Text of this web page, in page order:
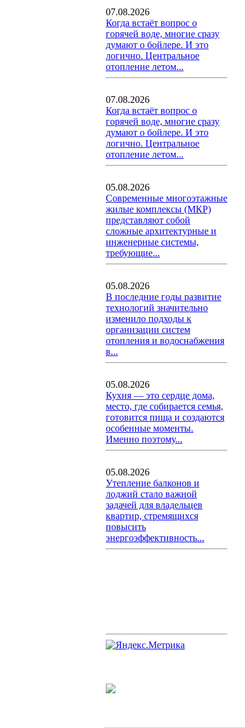
07.08.2026
Когда встаёт вопрос о
горячей воде, многие сразу
думают о бойлере. И это
логично. Центральное
отопление летом...
07.08.2026
Когда встаёт вопрос о
горячей воде, многие сразу
думают о бойлере. И это
логично. Центральное
отопление летом...
05.08.2026
Современные многоэтажные
жилые комплексы (МКР)
представляют собой
сложные архитектурные и
инженерные системы,
требующие...
05.08.2026
В последние годы развитие
технологий значительно
изменило подходы к
организации систем
отопления и водоснабжения
в...
05.08.2026
Кухня — это сердце дома,
место, где собирается семья,
готовится пища и создаются
особенные моменты.
Именно поэтому...
05.08.2026
Утепление балконов и
лоджий стало важной
задачей для владельцев
квартир, стремящихся
повысить
энергоэффективность...